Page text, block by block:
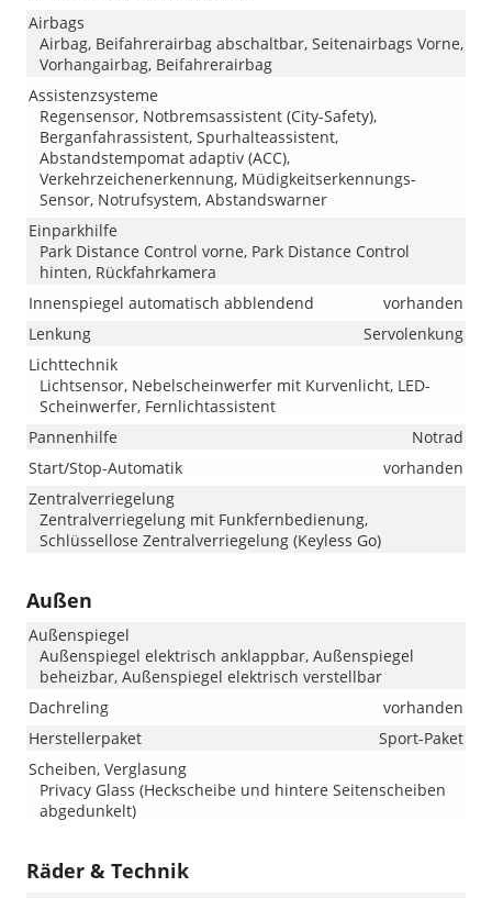
Airbags
Airbag, Beifahrerairbag abschaltbar, Seitenairbags Vorne,
Vorhangairbag, Beifahrerairbag
Assistenzsysteme
Regensensor, Notbremsassistent (City-Safety),
Berganfahrassistent, Spurhalteassistent,
Abstandstempomat adaptiv (ACC),
Verkehrzeichenerkennung, Müdigkeitserkennungs-
Sensor, Notrufsystem, Abstandswarner
Einparkhilfe
Park Distance Control vorne, Park Distance Control
hinten, Rückfahrkamera
Innenspiegel automatisch abblendend
vorhanden
Lenkung
Servolenkung
Lichttechnik
Lichtsensor, Nebelscheinwerfer mit Kurvenlicht, LED-
Scheinwerfer, Fernlichtassistent
Pannenhilfe
Notrad
Start/Stop-Automatik
vorhanden
Zentralverriegelung
Zentralverriegelung mit Funkfernbedienung,
Schlüssellose Zentralverriegelung (Keyless Go)
Außen
Außenspiegel
Außenspiegel elektrisch anklappbar, Außenspiegel
beheizbar, Außenspiegel elektrisch verstellbar
Dachreling
vorhanden
Herstellerpaket
Sport-Paket
Scheiben, Verglasung
Privacy Glass (Heckscheibe und hintere Seitenscheiben
abgedunkelt)
Räder & Technik